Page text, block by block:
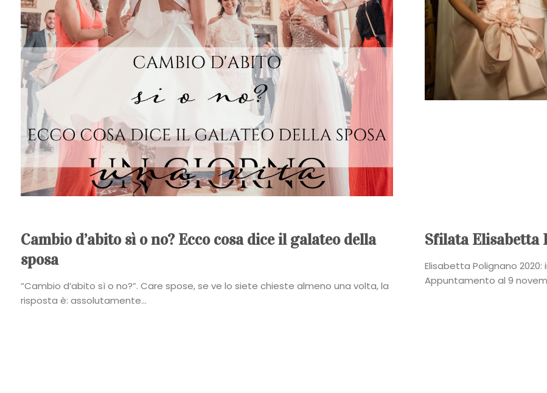
Location
Abiti
Sposa
Power
Roberta
Meet
Cambio d’abito sì o no? Ecco cosa dice il galateo della
sposa
“Cambio d’abito sì o no?”. Care spose, se ve lo siete chieste almeno una volta, la
risposta è: assolutamente...
Sfilata Elisabetta
Elisabetta Polignano
Appuntamento al 9